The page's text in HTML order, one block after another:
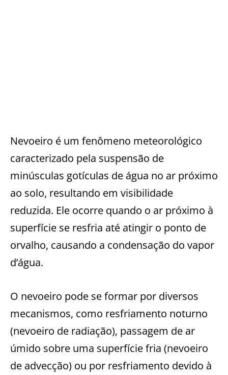
Nevoeiro é um fenômeno meteorológico
caracterizado pela suspensão de
minúsculas gotículas de água no ar próximo
ao solo, resultando em visibilidade
reduzida. Ele ocorre quando o ar próximo à
superfície se resfria até atingir o ponto de
orvalho, causando a condensação do vapor
d’água.
O nevoeiro pode se formar por diversos
mecanismos, como resfriamento noturno
(nevoeiro de radiação), passagem de ar
úmido sobre uma superfície fria (nevoeiro
de advecção) ou por resfriamento devido à